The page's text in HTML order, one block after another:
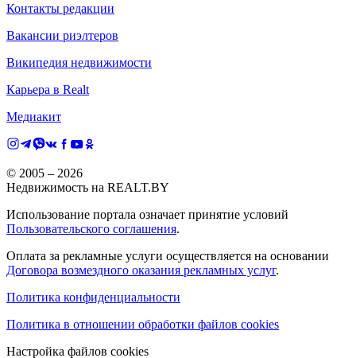
Контакты редакции
Вакансии риэлтеров
Википедия недвижимости
Карьера в Realt
Медиакит
© 2005 – 2026
Недвижимость на REALT.BY
Использование портала означает принятие условий
Пользовательского соглашения.
Оплата за рекламные услуги осуществляется на основании
Договора возмездного оказания рекламных услуг.
Политика конфиденциальности
Политика в отношении обработки файлов cookies
Настройка файлов cookies